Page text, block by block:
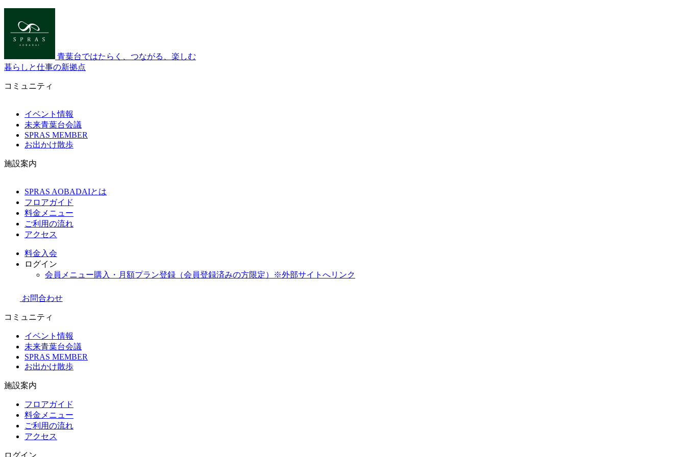
青葉台ではたらく、つながる、楽しむ
暮らしと仕事の新拠点
コミュニティ
イベント情報
未来青葉台会議
SPRAS MEMBER
お出かけ散歩
施設案内
SPRAS AOBADAIとは
フロアガイド
料金メニュー
ご利用の流れ
アクセス
料金 入会
ログイン
会員メニュー購入・月額プラン登録（会員登録済みの方限定）
※外部サイトへリンク
お問合わせ
コミュニティ
イベント情報
未来青葉台会議
SPRAS MEMBER
お出かけ散歩
施設案内
フロアガイド
料金メニュー
ご利用の流れ
アクセス
ログイン